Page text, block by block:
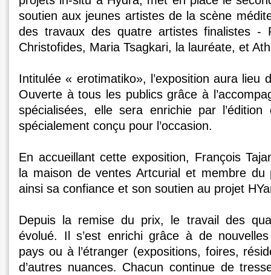
soutien aux jeunes artistes de la scène
des travaux des quatre artistes finalistes -
Christofides, Maria Tsagkari, la lauréate, et
Intitulée « erotimatiko», l’exposition aura lieu
Ouverte à tous les publics grâce à
spécialisées, elle sera enrichie par l’édition
spécialement conçu pour l’occasion.
En accueillant cette exposition, François
la maison de ventes Artcurial et membre du
ainsi sa confiance et son soutien au projet
Depuis la remise du prix, le travail des
évolué. Il s’est enrichi grâce à de
pays ou à l’étranger (expositions, foires,
d’autres nuances. Chacun continue de